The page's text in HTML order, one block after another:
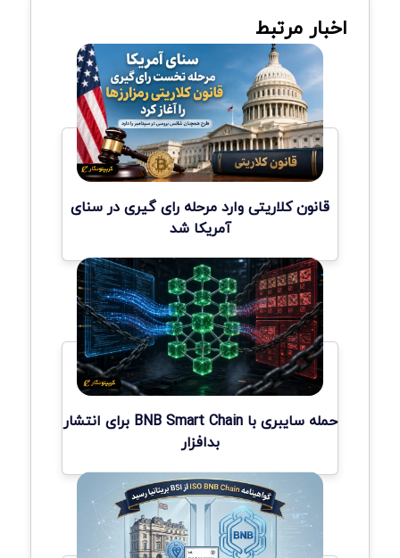
اخبار مرتبط
قانون کلاریتی وارد مرحله رای گیری در سنای
آمریکا شد
حمله سایبری با BNB Smart Chain برای انتشار
بدافزار